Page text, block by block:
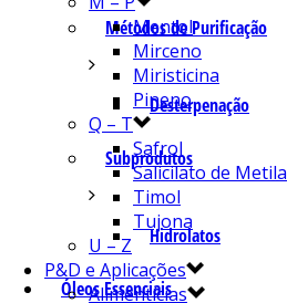
Métodos de Purificação
Desterpenação
Subprodutos
Hidrolatos
Óleos Essenciais
Mentol
Mirceno
Miristicina
Pineno
Q – T
Safrol
Salicilato de Metila
Timol
Tujona
U – Z
P&D e Aplicações
Alimentícias